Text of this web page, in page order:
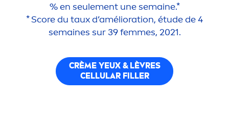
% en seulement une semaine.*
* Score du taux d’amélioration, étude de 4
semaines sur 39 femmes, 2021.
CRÈME YEUX & LÈVRES
CELLULAR FILLER